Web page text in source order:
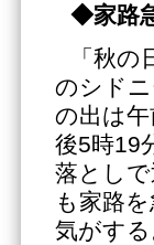
◆家路
「秋
のシド
の出は
後5時19
落とし
も家路
気がする